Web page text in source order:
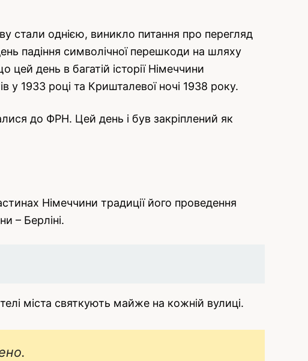
стали однією, виникло питання про перегляд
падіння символічної перешкоди на шляху
день в багатій історії Німеччини
у 1933 році та Кришталевої ночі 1938 року.
до ФРН. Цей день і був закріплений як
Німеччини традиції його проведення
– Берліні.
міста святкують майже на кожній вулиці.